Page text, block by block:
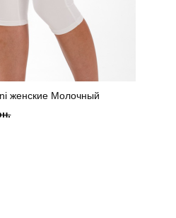
женские Молочный